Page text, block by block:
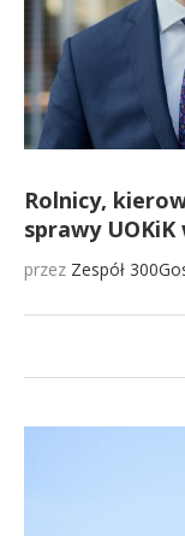
Rolnicy,
sprawy UOKiK
przez Zespół